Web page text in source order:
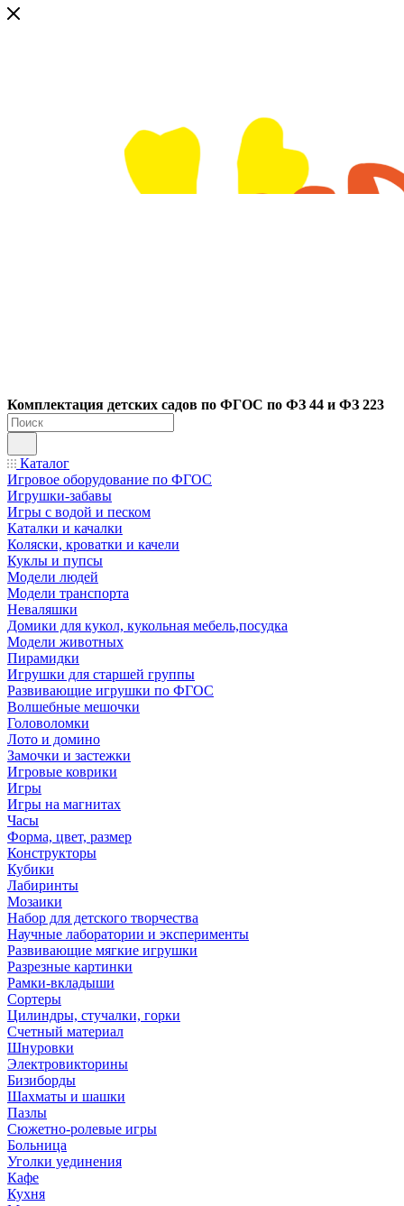
Комплектация детских садов по ФГОC по ФЗ 44 и ФЗ 223
Каталог
Игровое оборудование по ФГОС
Игрушки-забавы
Игры с водой и песком
Каталки и качалки
Коляски, кроватки и качели
Куклы и пупсы
Модели людей
Модели транспорта
Неваляшки
Домики для кукол, кукольная мебель,посудка
Модели животных
Пирамидки
Игрушки для старшей группы
Развивающие игрушки по ФГОС
Волшебные мешочки
Головоломки
Лото и домино
Замочки и застежки
Игровые коврики
Игры
Игры на магнитах
Часы
Форма, цвет, размер
Конструкторы
Кубики
Лабиринты
Мозаики
Набор для детского творчества
Научные лаборатории и эксперименты
Развивающие мягкие игрушки
Разрезные картинки
Рамки-вкладыши
Сортеры
Цилиндры, стучалки, горки
Счетный материал
Шнуровки
Электровикторины
Бизиборды
Шахматы и шашки
Пазлы
Сюжетно-ролевые игры
Больница
Уголки уединения
Кафе
Кухня